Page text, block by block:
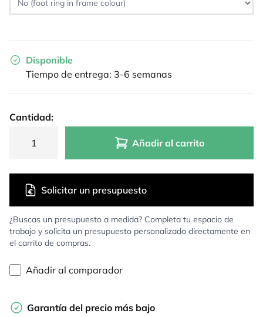
Disponible
Tiempo de entrega: 3-6 semanas
Cantidad:
Añadir al carrito
¿Buscas un presupuesto a medida? Completa tu espacio de
trabajo y solicita un presupuesto personalizado directamente en
el carrito de compras.
Solicitar un presupuesto
Añadir al comparador
Garantía del precio más bajo